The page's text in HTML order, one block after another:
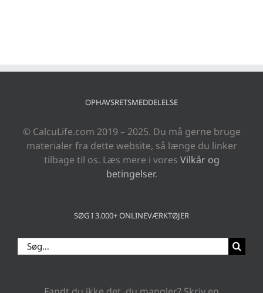
OPHAVSRETSMEDDELELSE
© CalcuLife.com 2019 – 2025. Du må gerne bruge
materialer fra dette website, så længe du linker
tilbage til os. Læs mere i vores Vilkår og
betingelser.
SØG I 3.000+ ONLINEVÆRKTØJER
Søg
efter: